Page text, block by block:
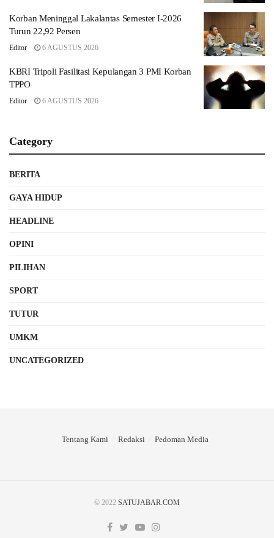
Korban Meninggal Lakalantas Semester I-2026
Turun 22,92 Persen
Editor 6 AGUSTUS 2026
KBRI Tripoli Fasilitasi Kepulangan 3 PMI Korban
TPPO
Editor 6 AGUSTUS 2026
Category
BERITA
GAYA HIDUP
HEADLINE
OPINI
PILIHAN
SPORT
TUTUR
UMKM
UNCATEGORIZED
Tentang Kami Redaksi Pedoman Media
© 2022 SATUJABAR.COM